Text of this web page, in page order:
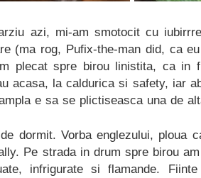
azi, mi-am smotocit cu
(ma rog, Pufix-the-man did, ca
plecat spre birou linistita, ca in
acasa, la caldurica si safety, iar
e sa se plictiseasca una de
dormit. Vorba englezului, ploua
Pe strada in drum spre birou
infrigurate si flamande.